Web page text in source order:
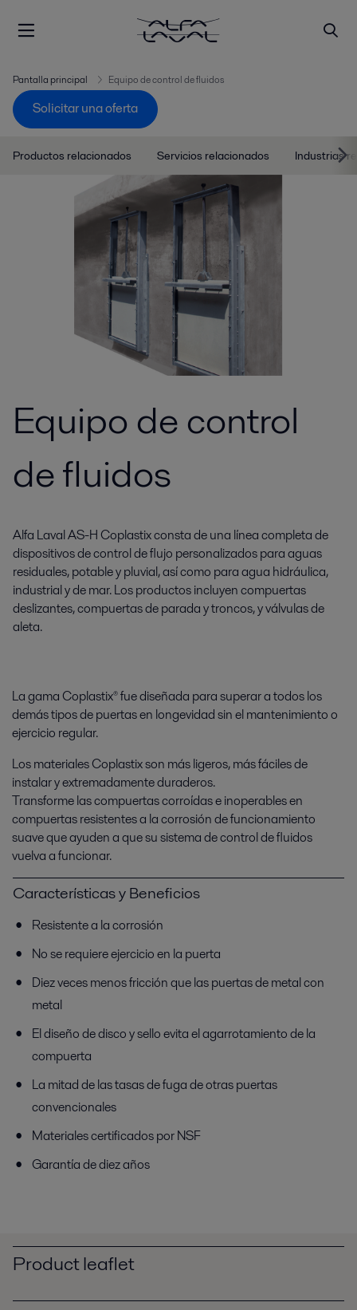
Pantalla principal Equipo de control de fluidos
Solicitar una oferta
Productos relacionados Servicios relacionados Industrias
Equipo de control
de fluidos
Alfa Laval AS-H Coplastix consta de una línea completa de
dispositivos de control de flujo personalizados para aguas
residuales, potable y pluvial, así como para agua hidráulica,
industrial y de mar. Los productos incluyen compuertas
deslizantes, compuertas de parada y troncos, y válvulas de
aleta.
La gama Coplastix® fue diseñada para superar a todos los
demás tipos de puertas en longevidad sin el mantenimiento o
ejercicio regular.
Los materiales Coplastix son más ligeros, más fáciles de
instalar y extremadamente duraderos.
Transforme las compuertas corroídas e inoperables en
compuertas resistentes a la corrosión de funcionamiento
suave que ayuden a que su sistema de control de fluidos
vuelva a funcionar.
Características y Beneficios
Resistente a la corrosión
No se requiere ejercicio en la puerta
Diez veces menos fricción que las puertas de metal con
metal
El diseño de disco y sello evita el agarrotamiento de la
compuerta
La mitad de las tasas de fuga de otras puertas
convencionales
Materiales certificados por NSF
Garantía de diez años
Product leaflet